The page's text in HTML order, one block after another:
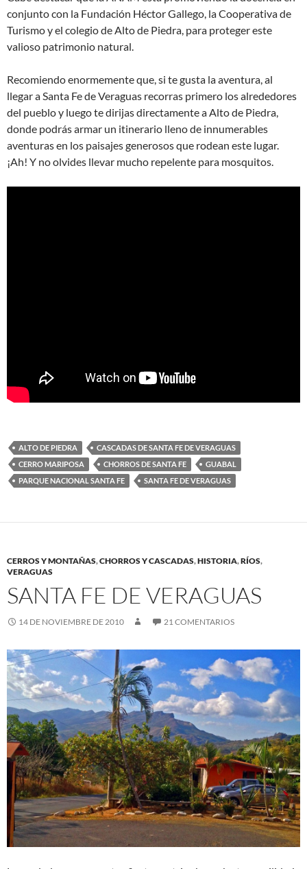
conjunto con la Fundación Héctor Gallego, la Cooperativa de
Turismo y el colegio de Alto de Piedra, para proteger este
valioso patrimonio natural.
Recomiendo enormemente que, si te gusta la aventura, al
llegar a Santa Fe de Veraguas recorras primero los alrededores
del pueblo y luego te dirijas directamente a Alto de Piedra,
donde podrás armar un itinerario lleno de innumerables
aventuras en los paisajes generosos que rodean este lugar.
¡Ah! Y no olvides llevar mucho repelente para mosquitos.
ALTO DE PIEDRA
CASCADAS DE SANTA FE DE VERAGUAS
CERRO MARIPOSA
CHORROS DE SANTA FE
GUABAL
PARQUE NACIONAL SANTA FE
SANTA FE DE VERAGUAS
CERROS Y MONTAÑAS,CHORROS Y CASCADAS,HISTORIA,RÍOS,
VERAGUAS
SANTA FE DE VERAGUAS
14 DE NOVIEMBRE DE 2010 21 COMENTARIOS